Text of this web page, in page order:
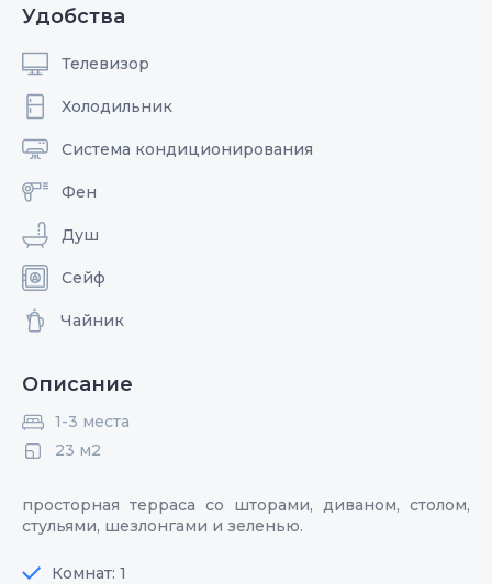
Удобства
Телевизор
Холодильник
Система кондиционирования
Фен
Душ
Сейф
Чайник
Описание
1-3 места
23 м2
просторная терраса со шторами, диваном, столом,
стульями, шезлонгами и зеленью.
Комнат: 1